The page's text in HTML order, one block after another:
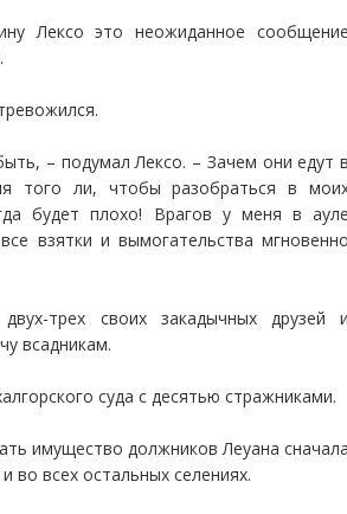
Лексо это неожиданное
– подумал Лексо. – Зачем они едут
того ли, чтобы разобраться в
будет плохо! Врагов у меня в
взятки и вымогательства
трех своих закадычных друзей
всадникам.
суда с десятью стражниками.
имущество должников Леуана
во всех остальных селениях.